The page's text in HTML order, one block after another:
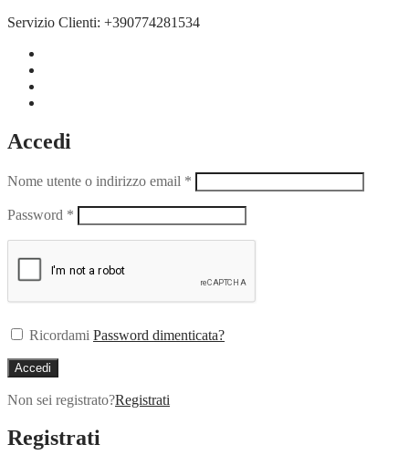
Servizio Clienti: +390774281534
Accedi
Nome utente o indirizzo email *
Password *
Ricordami Password dimenticata?
Accedi
Non sei registrato?Registrati
Registrati